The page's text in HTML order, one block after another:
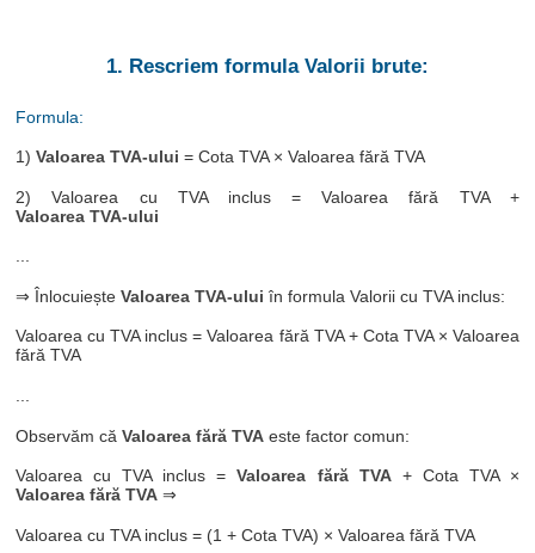
1. Rescriem formula Valorii brute:
Formula:
1)Valoarea TVA-ului = Cota TVA × Valoarea fără TVA
2) Valoarea cu TVA inclus = Valoarea fără TVA +
Valoarea TVA-ului
...
⇒ ÎnlocuieșteValoarea TVA-ului în formula Valorii cu TVA inclus:
Valoarea cu TVA inclus = Valoarea fără TVA + Cota TVA × Valoarea
fără TVA
Observăm căValoarea fără TVA este factor comun:
Valoarea cu TVA inclus =Valoarea fără TVA+ Cota TVA ×
Valoarea fără TVA ⇒
Valoarea cu TVA inclus = (1 + Cota TVA) × Valoarea fără TVA